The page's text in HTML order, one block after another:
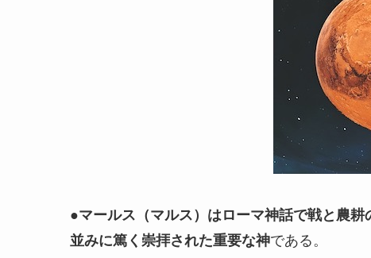
●マールス（マルス）はローマ神話で戦と農耕
並みに篤く崇拝された重要な神である。